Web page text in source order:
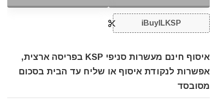
iBuyILKSP
איסוף חינם מעשרות סניפי KSP בפריסה ארצית,
אפשרות לנקודת איסוף או שליח עד הבית בסכום
מסובסד